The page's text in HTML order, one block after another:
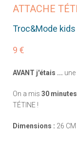
ATTACHE
Troc&Mode kids
9 €
AVANT j'étais ...
On a mis 30 minutes
TÉTINE !
Dimensions : 26 CM